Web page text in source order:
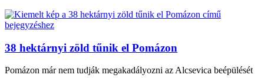
38 hektárnyi zöld tűnik el Pomázon
Pomázon már nem tudják megakadályozni az Alcsevica beépülését